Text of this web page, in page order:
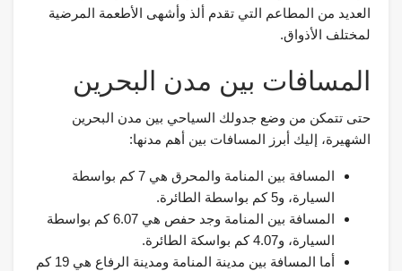
العديد من المطاعم التي تقدم ألذ وأشهى الأطعمة المرضية
لمختلف الأذواق.
المسافات بين مدن البحرين
حتى تتمكن من وضع جدولك السياحي بين مدن البحرين
الشهيرة، إليك أبرز المسافات بين أهم مدنها:
المسافة بين المنامة والمحرق هي 7 كم بواسطة
السيارة، و5 كم بواسطة الطائرة.
المسافة بين المنامة وجد حفص هي 6.07 كم بواسطة
السيارة، و4.07 كم بواسكة الطائرة.
أما المسافة بين مدينة المنامة ومدينة الرفاع هي 19 كم